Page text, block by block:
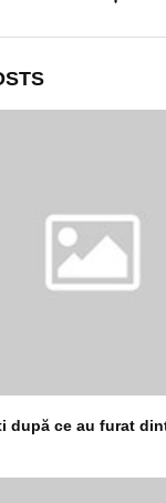
după ce au furat